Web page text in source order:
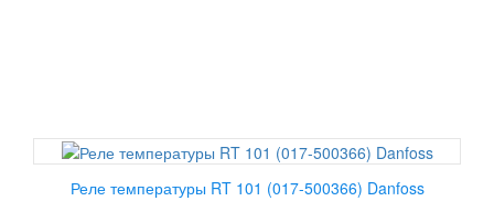
Реле температуры RT 101 (017-500366) Danfoss